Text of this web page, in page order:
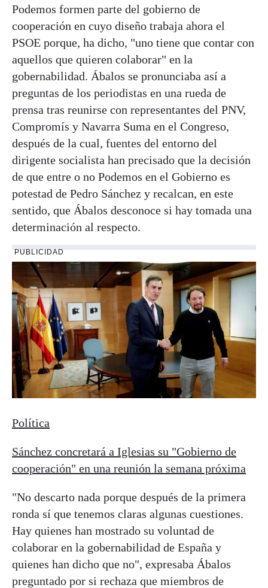
Podemos formen parte del gobierno de
cooperación en cuyo diseño trabaja ahora el
PSOE porque, ha dicho, "uno tiene que contar con
aquellos que quieren colaborar" en la
gobernabilidad. Ábalos se pronunciaba así a
preguntas de los periodistas en una rueda de
prensa tras reunirse con representantes del PNV,
Compromís y Navarra Suma en el Congreso,
después de la cual, fuentes del entorno del
dirigente socialista han precisado que la decisión
de que entre o no Podemos en el Gobierno es
potestad de Pedro Sánchez y recalcan, en este
sentido, que Ábalos desconoce si hay tomada una
determinación al respecto.
PUBLICIDAD
Política
Sánchez concretará a Iglesias su "Gobierno de
cooperación" en una reunión la semana próxima
"No descarto nada porque después de la primera
ronda sí que tenemos claras algunas cuestiones.
Hay quienes han mostrado su voluntad de
colaborar en la gobernabilidad de España y
quienes han dicho que no", expresaba Ábalos
preguntado por si rechaza que miembros de